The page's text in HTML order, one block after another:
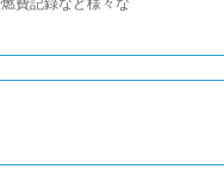
費記録など様々な